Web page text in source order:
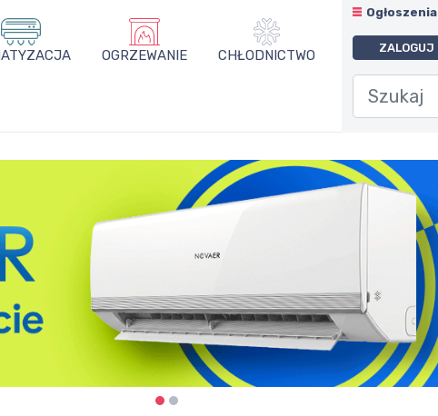
OGRZEWANIE CHŁODNICTWO
Ogłoszenia
ZALOGUJ